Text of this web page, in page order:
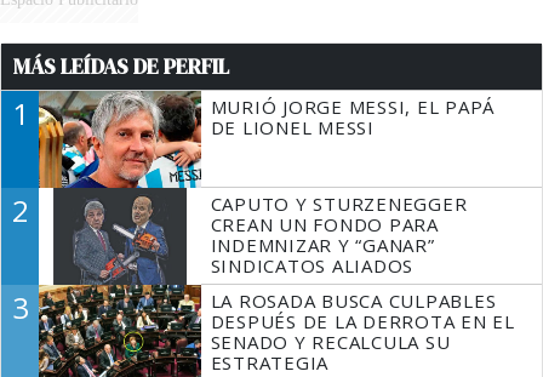
MÁS LEÍDAS DE PERFIL
1
MURIÓ JORGE MESSI, EL PAPÁ
DE LIONEL MESSI
2
CAPUTO Y STURZENEGGER
CREAN UN FONDO PARA
INDEMNIZAR Y “GANAR”
SINDICATOS ALIADOS
3
LA ROSADA BUSCA CULPABLES
DESPUÉS DE LA DERROTA EN EL
SENADO Y RECALCULA SU
ESTRATEGIA